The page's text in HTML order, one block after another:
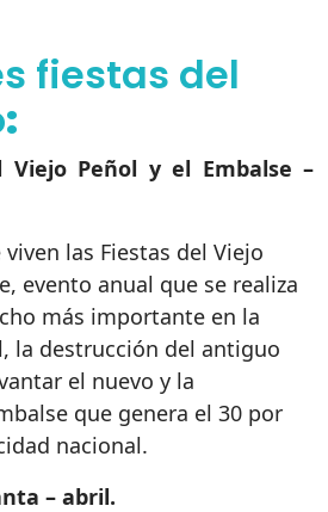
fiestas del
:
Viejo Peñol y el Embalse –
las Fiestas del Viejo
evento anual que se realiza
más importante en la
la destrucción del antiguo
el nuevo y la
que genera el 30 por
nacional.
– abril.